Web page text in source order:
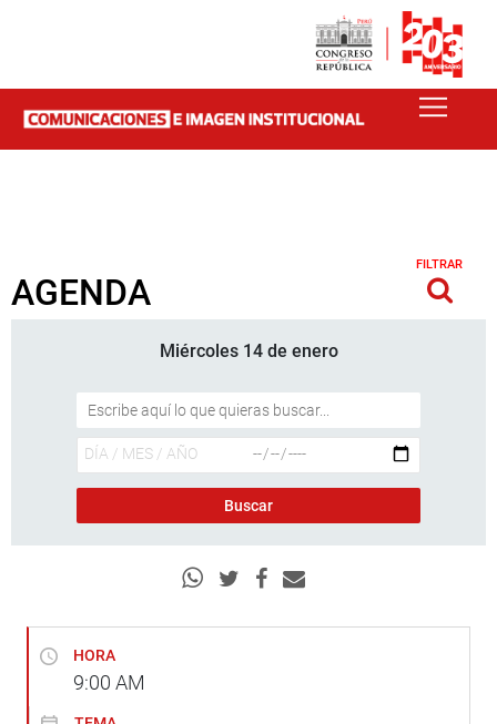
AGENDA
FILTRAR
Miércoles 14 de enero
HORA
9:00 AM